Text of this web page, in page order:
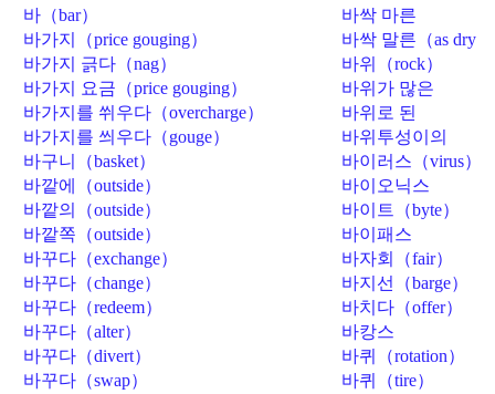
바（bar）
바가지（price gouging）
바가지 긁다（nag）
바가지 요금（price gouging）
바가지를 쒸우다（overcharge）
바가지를 씌우다（gouge）
바구니（basket）
바깥에（outside）
바깥의（outside）
바깥쪽（outside）
바꾸다（exchange）
바꾸다（change）
바꾸다（redeem）
바꾸다（alter）
바꾸다（divert）
바꾸다（swap）
바싹 마른
（boney）
바싹 말른（as dry
as a bone）
바위（rock）
바위가 많은
（rocky）
바위로 된
（rocky）
바위투성이의
（rocky）
바이러스（virus）
바이오닉스
（bionics）
바이트（byte）
바이패스
（bypass）
바자회（fair）
바지선（barge）
바치다（offer）
바캉스
（vacation）
바퀴（rotation）
바퀴（tire）